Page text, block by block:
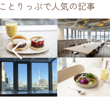
ことりっぷで人気の記事